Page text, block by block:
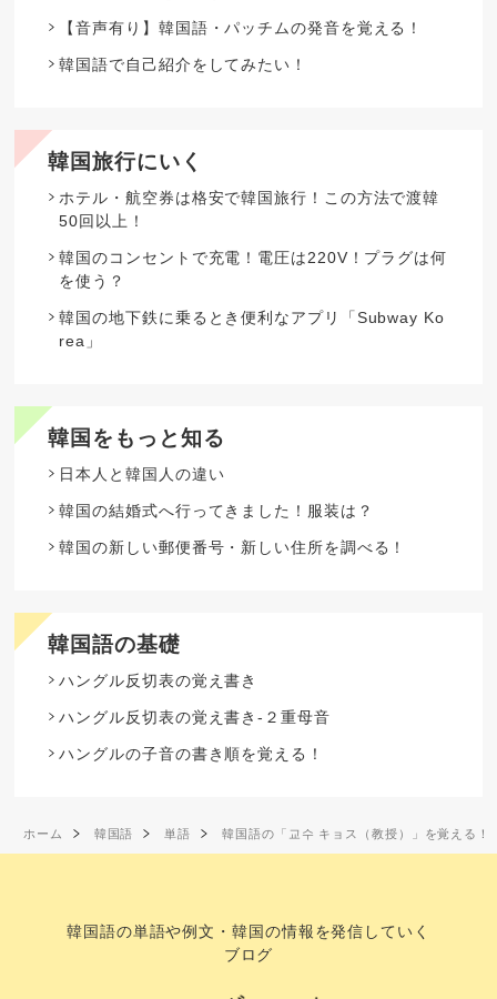
【音声有り】韓国語・パッチムの発音を覚える！
韓国語で自己紹介をしてみたい！
韓国旅行にいく
ホテル・航空券は格安で韓国旅行！この方法で渡韓
50回以上！
韓国のコンセントで充電！電圧は220V！プラグは何
を使う？
韓国の地下鉄に乗るとき便利なアプリ「Subway Ko
rea」
韓国をもっと知る
日本人と韓国人の違い
韓国の結婚式へ行ってきました！服装は？
韓国の新しい郵便番号・新しい住所を調べる！
韓国語の基礎
ハングル反切表の覚え書き
ハングル反切表の覚え書き-２重母音
ハングルの子音の書き順を覚える！
ホーム 韓国語 単語 韓国語の「교수 キョス（教授）」を覚える！
韓国語の単語や例文・韓国の情報を発信していく
ブログ